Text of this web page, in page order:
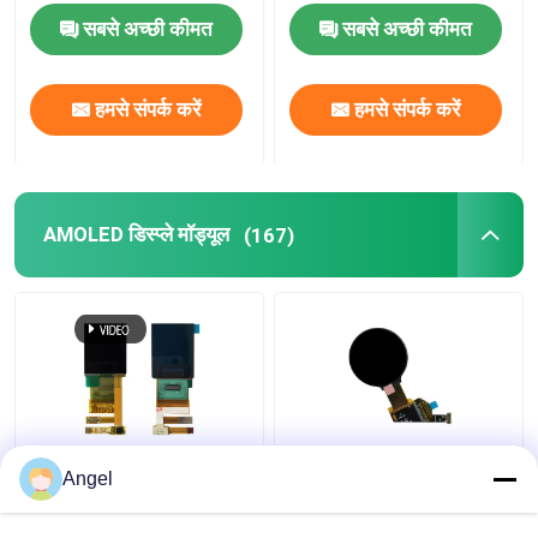
एलईडी डिजिटल प्रदर्शन
कैपेसिटिव टच पैनल
इंटरफ़ेस चमक 190c/d
सबसे अच्छी कीमत
हमसे संपर्क करें
NV3030B ड्राइविंग आईसी
सबसे अच्छी कीमत
हमसे संपर्क करें
AMOLED डिस्प्ले मॉड्यूल (167)
1.45 इंच AMOLED डिस्प्ले
मॉड्यूल, 272X340
1.39 इंच उच्च संकल्प ओलेड
Angel